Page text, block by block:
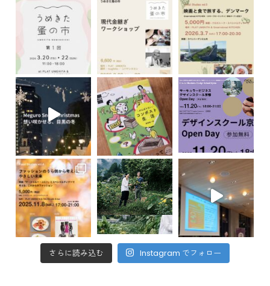
さらに読み込む Instagram でフォロー